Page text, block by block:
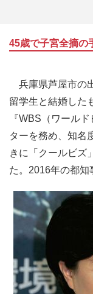
45歳で子宮全摘の
兵庫県芦屋市の
留学生と結婚した
『WBS（ワール
ターを務め、知名
きに「クールビズ
た。2016年の都知